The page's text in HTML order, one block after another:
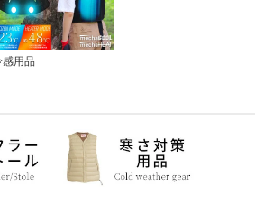
感用品